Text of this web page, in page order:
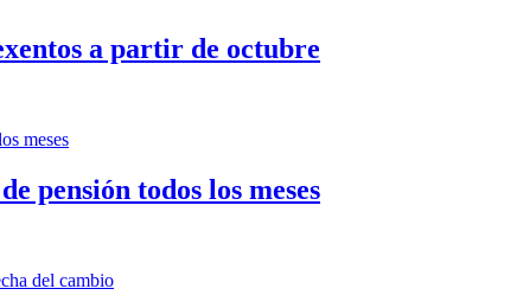
a partir de octubre
pensión todos los meses